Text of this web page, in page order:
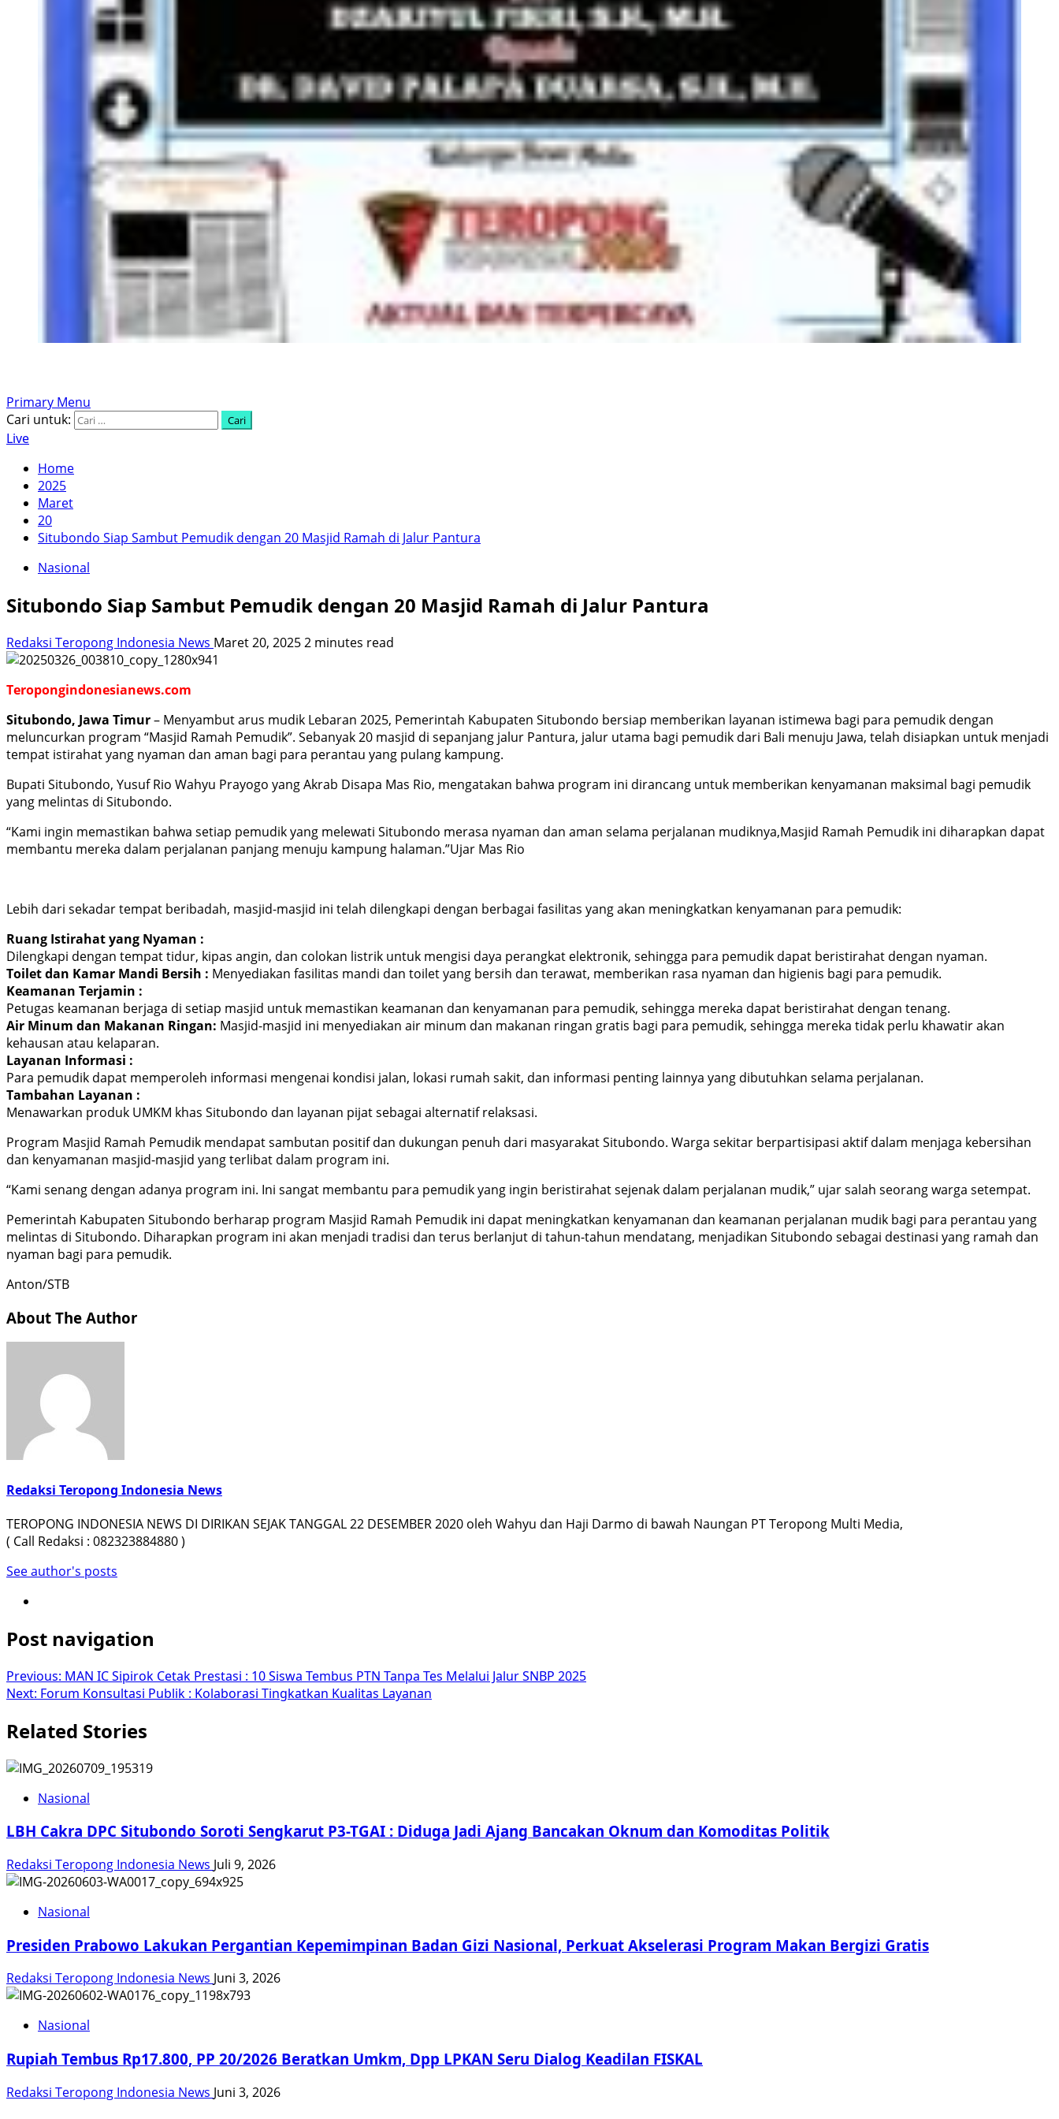
Primary Menu
Cari untuk:
Live
Home
2025
Maret
20
Situbondo Siap Sambut Pemudik dengan 20 Masjid Ramah di Jalur Pantura
Nasional
Situbondo Siap Sambut Pemudik dengan 20 Masjid Ramah di Jalur Pantura
Redaksi Teropong Indonesia News Maret 20, 20252 minutes read
Teropongindonesianews.com
Situbondo, Jawa Timur– Menyambut arus mudik Lebaran 2025, Pemerintah Kabupaten Situbondo bersiap memberikan layanan istimewa bagi para pemudik dengan
meluncurkan program “Masjid Ramah Pemudik”. Sebanyak 20 masjid di sepanjang jalur Pantura, jalur utama bagi pemudik dari Bali menuju Jawa, telah disiapkan untuk menjadi
tempat istirahat yang nyaman dan aman bagi para perantau yang pulang kampung.
Bupati Situbondo, Yusuf Rio Wahyu Prayogo yang Akrab Disapa Mas Rio, mengatakan bahwa program ini dirancang untuk memberikan kenyamanan maksimal bagi pemudik
yang melintas di Situbondo.
“Kami ingin memastikan bahwa setiap pemudik yang melewati Situbondo merasa nyaman dan aman selama perjalanan mudiknya,Masjid Ramah Pemudik ini diharapkan dapat
membantu mereka dalam perjalanan panjang menuju kampung halaman.”Ujar Mas Rio
Lebih dari sekadar tempat beribadah, masjid-masjid ini telah dilengkapi dengan berbagai fasilitas yang akan meningkatkan kenyamanan para pemudik:
Ruang Istirahat yang Nyaman :
Dilengkapi dengan tempat tidur, kipas angin, dan colokan listrik untuk mengisi daya perangkat elektronik, sehingga para pemudik dapat beristirahat dengan nyaman.
Toilet dan Kamar Mandi Bersih : Menyediakan fasilitas mandi dan toilet yang bersih dan terawat, memberikan rasa nyaman dan higienis bagi para pemudik.
Keamanan Terjamin :
Petugas keamanan berjaga di setiap masjid untuk memastikan keamanan dan kenyamanan para pemudik, sehingga mereka dapat beristirahat dengan tenang.
Air Minum dan Makanan Ringan: Masjid-masjid ini menyediakan air minum dan makanan ringan gratis bagi para pemudik, sehingga mereka tidak perlu khawatir akan
kehausan atau kelaparan.
Layanan Informasi :
Para pemudik dapat memperoleh informasi mengenai kondisi jalan, lokasi rumah sakit, dan informasi penting lainnya yang dibutuhkan selama perjalanan.
Tambahan Layanan :
Menawarkan produk UMKM khas Situbondo dan layanan pijat sebagai alternatif relaksasi.
Program Masjid Ramah Pemudik mendapat sambutan positif dan dukungan penuh dari masyarakat Situbondo. Warga sekitar berpartisipasi aktif dalam menjaga kebersihan
dan kenyamanan masjid-masjid yang terlibat dalam program ini.
“Kami senang dengan adanya program ini. Ini sangat membantu para pemudik yang ingin beristirahat sejenak dalam perjalanan mudik,” ujar salah seorang warga setempat.
Pemerintah Kabupaten Situbondo berharap program Masjid Ramah Pemudik ini dapat meningkatkan kenyamanan dan keamanan perjalanan mudik bagi para perantau yang
melintas di Situbondo. Diharapkan program ini akan menjadi tradisi dan terus berlanjut di tahun-tahun mendatang, menjadikan Situbondo sebagai destinasi yang ramah dan
nyaman bagi para pemudik.
Anton/STB
About The Author
Redaksi Teropong Indonesia News
TEROPONG INDONESIA NEWS DI DIRIKAN SEJAK TANGGAL 22 DESEMBER 2020 oleh Wahyu dan Haji Darmo di bawah Naungan PT Teropong Multi Media,
( Call Redaksi : 082323884880 )
See author's posts
Post navigation
Previous: MAN IC Sipirok Cetak Prestasi : 10 Siswa Tembus PTN Tanpa Tes Melalui Jalur SNBP 2025
Next: Forum Konsultasi Publik : Kolaborasi Tingkatkan Kualitas Layanan
Related Stories
Nasional
LBH Cakra DPC Situbondo Soroti Sengkarut P3-TGAI : Diduga Jadi Ajang Bancakan Oknum dan Komoditas Politik
Redaksi Teropong Indonesia News Juli 9, 2026
Nasional
Presiden Prabowo Lakukan Pergantian Kepemimpinan Badan Gizi Nasional, Perkuat Akselerasi Program Makan Bergizi Gratis
Redaksi Teropong Indonesia News Juni 3, 2026
Nasional
Rupiah Tembus Rp17.800, PP 20/2026 Beratkan Umkm, Dpp LPKAN Seru Dialog Keadilan FISKAL
Redaksi Teropong Indonesia News Juni 3, 2026